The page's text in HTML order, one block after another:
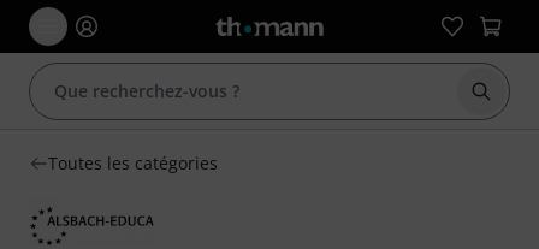
Toutes les catégories